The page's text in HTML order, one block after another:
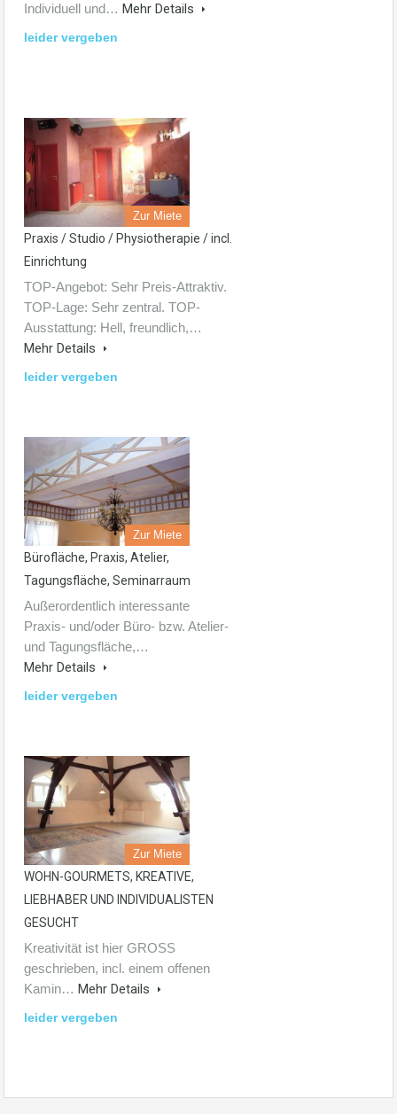
Individuell und… Mehr Details
leider vergeben
Zur Miete
Praxis / Studio / Physiotherapie / incl.
Einrichtung
TOP-Angebot: Sehr Preis-Attraktiv.
TOP-Lage: Sehr zentral. TOP-
Ausstattung: Hell, freundlich,…
Mehr Details
leider vergeben
Zur Miete
Bürofläche, Praxis, Atelier,
Tagungsfläche, Seminarraum
Außerordentlich interessante
Praxis- und/oder Büro- bzw. Atelier-
und Tagungsfläche,…
Mehr Details
leider vergeben
Zur Miete
WOHN-GOURMETS, KREATIVE,
LIEBHABER UND INDIVIDUALISTEN
GESUCHT
Kreativität ist hier GROSS
geschrieben, incl. einem offenen
Kamin… Mehr Details
leider vergeben